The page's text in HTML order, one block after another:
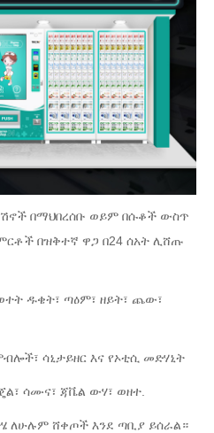
በማህበረሰቡ ወይም በሱቆች ውስጥ
በዝቅተኛ ዋጋ በ24 ሰአት ሊሸጡ
ዱቄት፣ ጣዕም፣ ዘይት፣ ጨው፣
ሳኒታይዘር እና የኦቲሲ መድሃኒት
ሳሙና፣ ጃቬል ውሃ፣ ወዘተ.
ለሁሉም ሸቀጦች እንደ ጣቢያ ይሰራል።